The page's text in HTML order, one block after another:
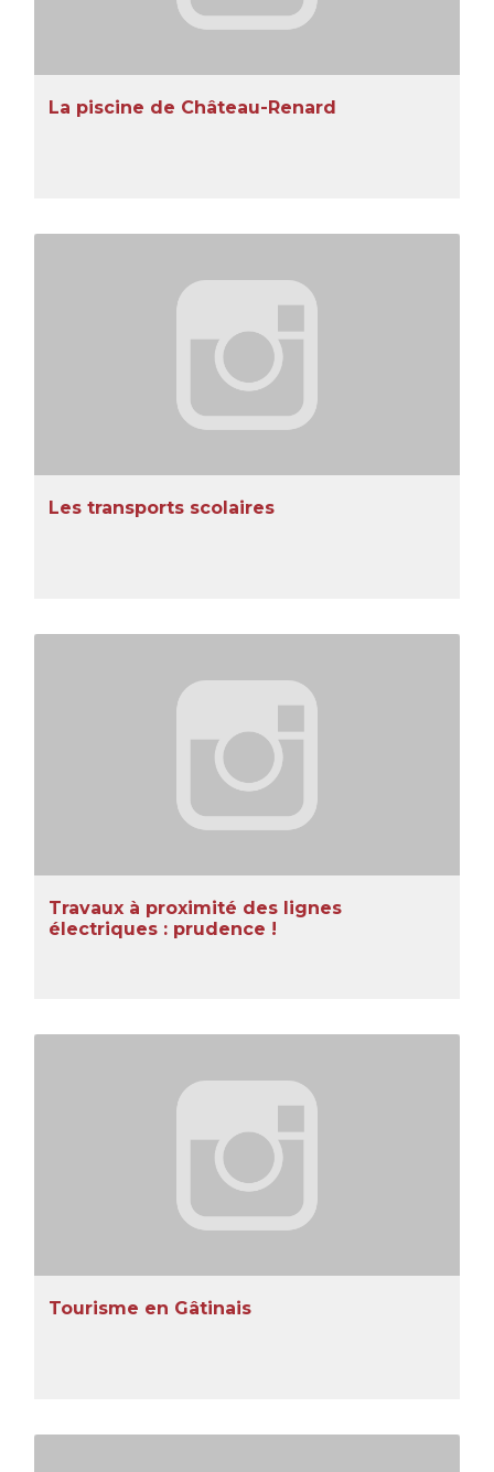
La piscine de Château-Renard
Les transports scolaires
Travaux à proximité des lignes
électriques : prudence !
Tourisme en Gâtinais